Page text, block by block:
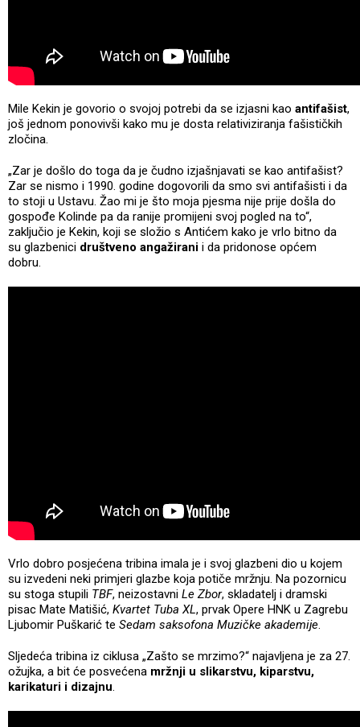
Mile Kekin je govorio o svojoj potrebi da se izjasni kao antifašist,
još jednom ponovivši kako mu je dosta relativiziranja fašističkih
zločina.
„Zar je došlo do toga da je čudno izjašnjavati se kao antifašist?
Zar se nismo i 1990. godine dogovorili da smo svi antifašisti i da
to stoji u Ustavu. Žao mi je što moja pjesma nije prije došla do
gospođe Kolinde pa da ranije promijeni svoj pogled na to“,
zaključio je Kekin, koji se složio s Antićem kako je vrlo bitno da
su glazbenici društveno angažirani i da pridonose općem
dobru.
Vrlo dobro posjećena tribina imala je i svoj glazbeni dio u kojem
su izvedeni neki primjeri glazbe koja potiče mržnju. Na pozornicu
su stoga stupili TBF, neizostavni Le Zbor, skladatelj i dramski
pisac Mate Matišić, Kvartet Tuba XL, prvak Opere HNK u Zagrebu
Ljubomir Puškarić te Sedam saksofona Muzičke akademije.
Sljedeća tribina iz ciklusa „Zašto se mrzimo?“ najavljena je za 27.
ožujka, a bit će posvećena mržnji u slikarstvu, kiparstvu,
karikaturi i dizajnu.